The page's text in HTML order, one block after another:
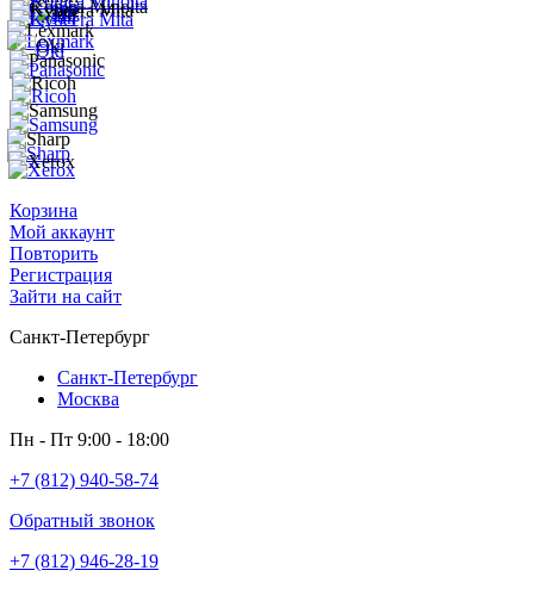
Корзина
Мой аккаунт
Повторить
Регистрация
Зайти на сайт
Санкт-Петербург
Санкт-Петербург
Москва
Пн - Пт 9:00 - 18:00
+7 (812) 940-58-74
Обратный звонок
+7 (812) 946-28-19